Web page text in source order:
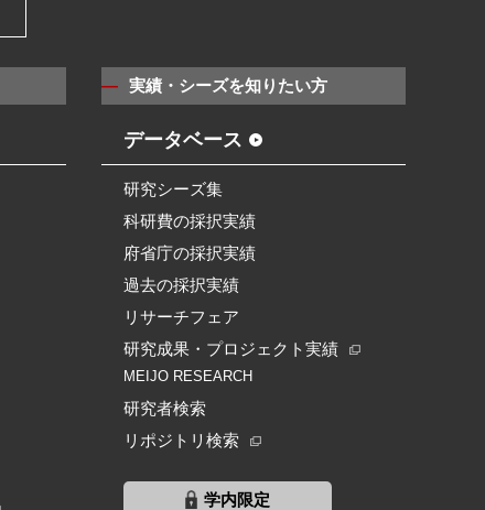
実績・シーズを知りたい方
データベース
研究シーズ集
科研費の採択実績
府省庁の採択実績
過去の採択実績
リサーチフェア
研究成果・プロジェクト実績
MEIJO RESEARCH
研究者検索
リポジトリ検索
学内限定